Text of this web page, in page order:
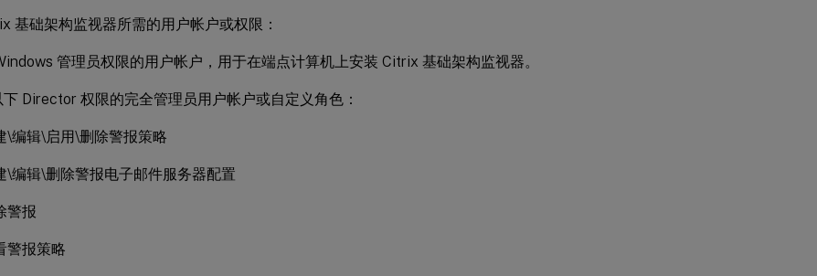
基础架构监视器所需的用户帐户或权限：
管理员权限的用户帐户，用于在端点计算机上安装 Citrix 基础架构监视器。
Director 权限的完全管理员用户帐户或自定义角色：
\编辑\启用\删除警报策略
\编辑\删除警报电子邮件服务器配置
警报
警报策略